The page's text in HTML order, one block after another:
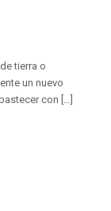
tierra o
un nuevo
con […]